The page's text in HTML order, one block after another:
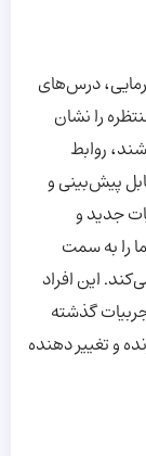
درس‌های
را نشان
روابط
پیش‌بینی و
جدید و
را به سمت
این افراد
گذشته
و تغییر دهنده